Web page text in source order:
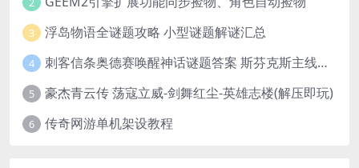
3 浮岛物语全谜题攻略 小型谜题解谜汇总
4 刺客信条奥德赛唤醒神话谜题答案 斯芬克斯主线攻略
5 豪杰青云传 荡寇立威-剑舞红尘-英雄志楼(解压即玩)
6 传奇网游单机架设教程